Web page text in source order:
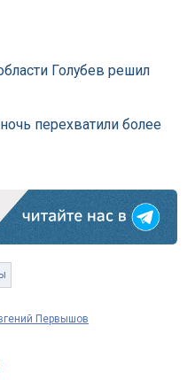
Голубев решил
перехватили более
Первышов